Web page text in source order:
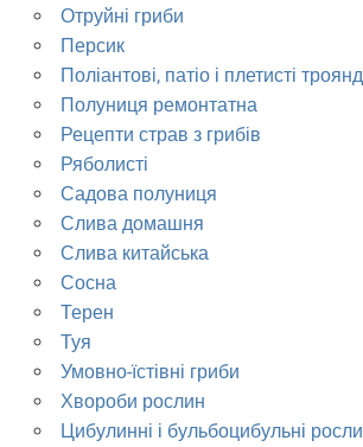
Отруйні гриби
Персик
Поліантові, патіо і плетисті
Полуниця ремонтатна
Рецепти страв з грибів
Ряболисті
Садова полуниця
Слива домашня
Слива китайська
Сосна
Терен
Туя
Умовно-їстівні гриби
Хвороби рослин
Цибулинні і бульбоцибульні